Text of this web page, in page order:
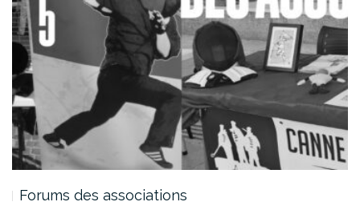
Forums des associations